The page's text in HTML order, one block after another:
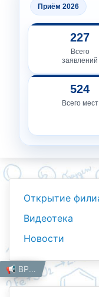
Приём 2026
227
Всего
заявлений
524
Всего мест
Открытие
Видеотека
Новости
Главная
Работникам
Новости 📢 ВРЕМЯ ИСПЫТАНИЙ ПРИШЛО) ПРОВЕРЬ СВОИ ЗНАНИЯ! 🎓